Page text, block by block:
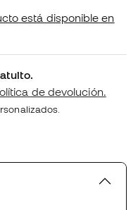
está disponible en
de devolución.